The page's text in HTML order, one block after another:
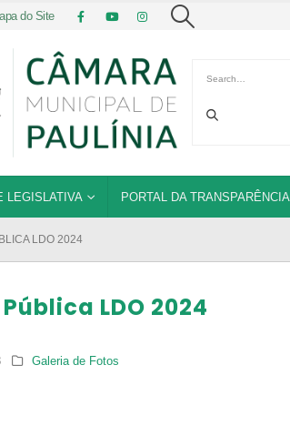
do Site
LEGISLATIVA PORTAL DA TRANSPARÊNCIA
LDO 2024
LDO 2024
Galeria de Fotos